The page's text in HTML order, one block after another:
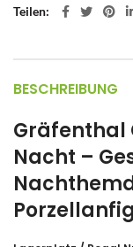
Teilen
BESCHREIBUNG
Gräfenthal
Nacht –